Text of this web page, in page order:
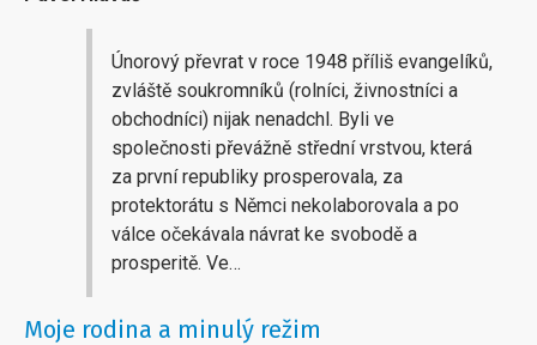
Únorový převrat v roce 1948 příliš evangelíků,
zvláště soukromníků (rolníci, živnostníci a
obchodníci) nijak nenadchl. Byli ve
společnosti převážně střední vrstvou, která
za první republiky prosperovala, za
protektorátu s Němci nekolaborovala a po
válce očekávala návrat ke svobodě a
prosperitě. Ve…
Moje rodina a minulý režim